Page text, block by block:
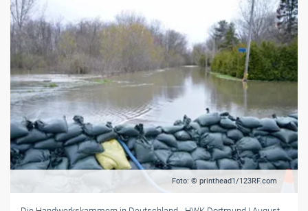
Foto: © printhead1/123RF.com